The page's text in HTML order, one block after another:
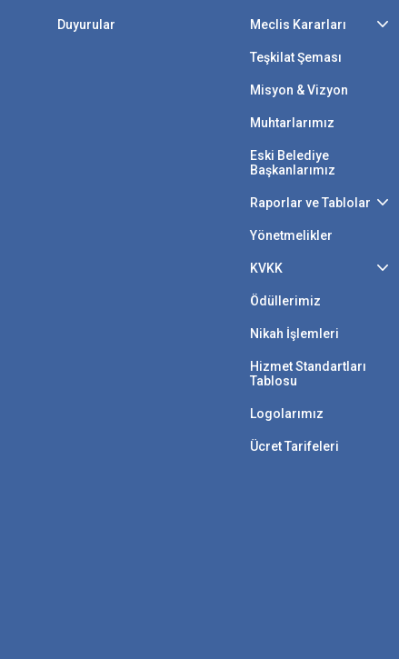
Duyurular Meclis Kararları
Teşkilat Şeması
Misyon & Vizyon
Muhtarlarımız
Eski Belediye
Başkanlarımız
Raporlar ve Tablolar
Yönetmelikler
KVKK
Ödüllerimiz
Nikah İşlemleri
Hizmet Standartları
Tablosu
Logolarımız
Ücret Tarifeleri